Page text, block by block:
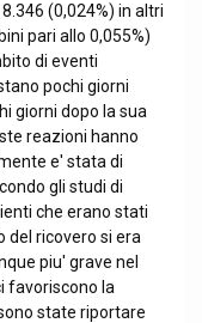
(0,024%) in altri
pari allo 0,055%)
di eventi
pochi giorni
giorni dopo la sua
reazioni hanno
e' stata di
gli studi di
che erano stati
ricovero si era
piu' grave nel
favoriscono la
state riportare